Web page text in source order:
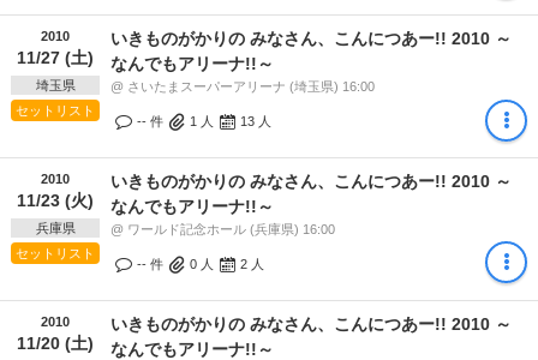
2010
11/27 (土)
埼玉県
セットリスト
いきものがかりの みなさん、こんにつあー!! 2010 ～
なんでもアリーナ!!～
@ さいたまスーパーアリーナ (埼玉県) 16:00
-- 件 1 人 13 人
2010
11/23 (火)
兵庫県
セットリスト
いきものがかりの みなさん、こんにつあー!! 2010 ～
なんでもアリーナ!!～
@ ワールド記念ホール (兵庫県) 16:00
-- 件 0 人 2 人
2010
11/20 (土)
いきものがかりの みなさん、こんにつあー!! 2010 ～
なんでもアリーナ!!～